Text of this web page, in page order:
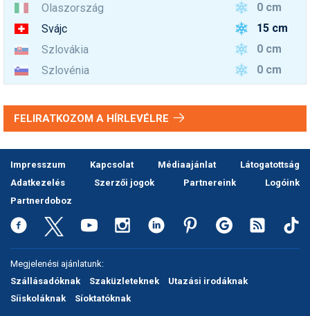
Olaszország
0 cm
Svájc
15 cm
Szlovákia
0 cm
Szlovénia
0 cm
FELIRATKOZOM A HÍRLEVÉLRE
Impresszum Kapcsolat Médiaajánlat
Látogatottság
Adatkezelés
Szerzői jogok Partnereink
Logóink
Partnerdoboz
Megjelenési ajánlatunk:
Szállásadóknak
Szaküzleteknek
Utazási irodáknak
Síiskoláknak
Síoktatóknak